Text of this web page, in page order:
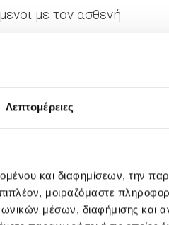
Λεπτομέρειες
και διαφημίσεων, την
μοιραζόμαστε
μέσων, διαφήμισης και
με τον ασθενή
μαλλιών, ύπαρξη
και κυρίως η
σημαντικός
και ιστορικό
ενώ συνεχής
προς αυτό. Αξίζει να